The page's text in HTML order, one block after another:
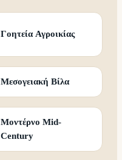
Γοητεία Αγροικίας
Μεσογειακή Βίλα
Μοντέρνο Mid-
Century